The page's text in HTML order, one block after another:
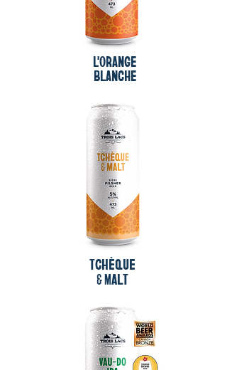
L'ORANGE
BLANCHE
TCHÈQUE
& mALT